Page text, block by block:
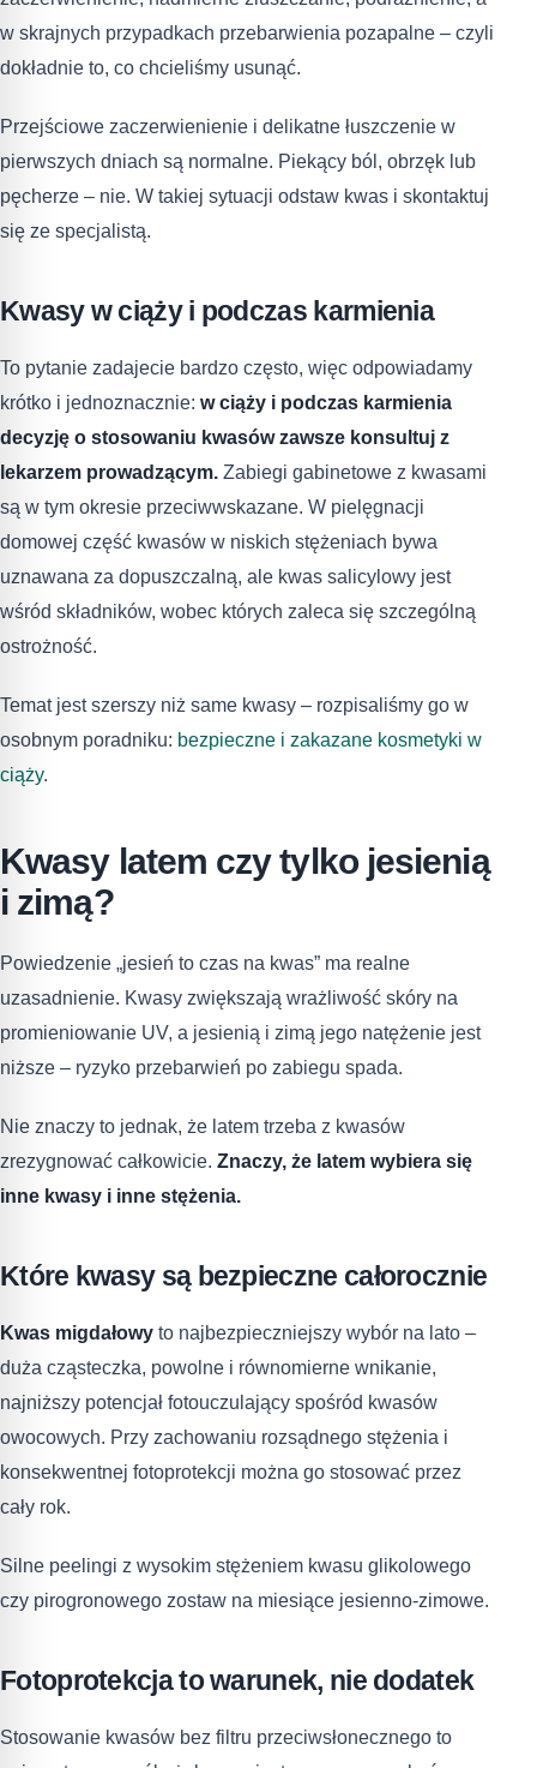
w skrajnych przypadkach przebarwienia pozapalne – czyli
dokładnie to, co chcieliśmy usunąć.
Przejściowe zaczerwienienie i delikatne łuszczenie w
pierwszych dniach są normalne. Piekący ból, obrzęk lub
pęcherze – nie. W takiej sytuacji odstaw kwas i skontaktuj
się ze specjalistą.
Kwasy w ciąży i podczas karmienia
To pytanie zadajecie bardzo często, więc odpowiadamy
krótko i jednoznacznie: w ciąży i podczas karmienia
decyzję o stosowaniu kwasów zawsze konsultuj z
lekarzem prowadzącym. Zabiegi gabinetowe z kwasami
są w tym okresie przeciwwskazane. W pielęgnacji
domowej część kwasów w niskich stężeniach bywa
uznawana za dopuszczalną, ale kwas salicylowy jest
wśród składników, wobec których zaleca się szczególną
ostrożność.
Temat jest szerszy niż same kwasy – rozpisaliśmy go w
osobnym poradniku: bezpieczne i zakazane kosmetyki w
ciąży.
Kwasy latem czy tylko jesienią
i zimą?
Powiedzenie „jesień to czas na kwas” ma realne
uzasadnienie. Kwasy zwiększają wrażliwość skóry na
promieniowanie UV, a jesienią i zimą jego natężenie jest
niższe – ryzyko przebarwień po zabiegu spada.
Nie znaczy to jednak, że latem trzeba z kwasów
zrezygnować całkowicie. Znaczy, że latem wybiera się
inne kwasy i inne stężenia.
Które kwasy są bezpieczne całorocznie
Kwas migdałowy to najbezpieczniejszy wybór na lato –
duża cząsteczka, powolne i równomierne wnikanie,
najniższy potencjał fotouczulający spośród kwasów
owocowych. Przy zachowaniu rozsądnego stężenia i
konsekwentnej fotoprotekcji można go stosować przez
cały rok.
Silne peelingi z wysokim stężeniem kwasu glikolowego
czy pirogronowego zostaw na miesiące jesienno-zimowe.
Fotoprotekcja to warunek, nie dodatek
Stosowanie kwasów bez filtru przeciwsłonecznego to